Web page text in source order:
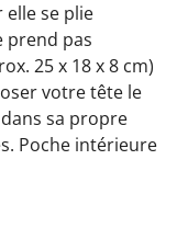
elle se plie
prend pas
25 x 18 x 8 cm)
votre tête le
sa propre
Poche intérieure